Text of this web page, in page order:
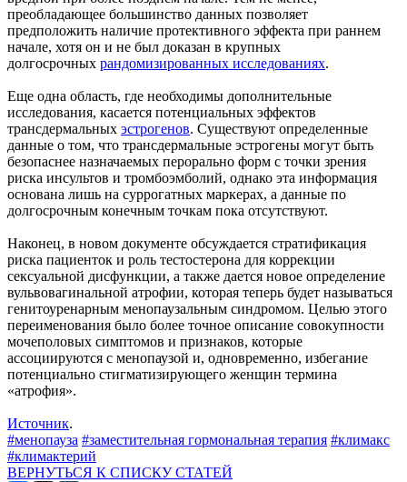
преобладающее большинство данных позволяет
предположить наличие протективного эффекта при раннем
начале, хотя он и не был доказан в крупных
долгосрочных рандомизированных исследованиях.
Еще одна область, где необходимы дополнительные
исследования, касается потенциальных эффектов
трансдермальных эстрогенов. Существуют определенные
данные о том, что трансдермальные эстрогены могут быть
безопаснее назначаемых перорально форм с точки зрения
риска инсультов и тромбоэмболий, однако эта информация
основана лишь на суррогатных маркерах, а данные по
долгосрочным конечным точкам пока отсутствуют.
Наконец, в новом документе обсуждается стратификация
риска пациенток и роль тестостерона для коррекции
сексуальной дисфункции, а также дается новое определение
вульвовагинальной атрофии, которая теперь будет называться
генитоуренарным менопаузальным синдромом. Целью этого
переименования было более точное описание совокупности
мочеполовых симптомов и признаков, которые
ассоциируются с менопаузой и, одновременно, избегание
потенциально стигматизирующего женщин термина
«атрофия».
Источник.
#менопауза #заместительная гормональная терапия #климакс
#климактерий
ВЕРНУТЬСЯ К СПИСКУ СТАТЕЙ